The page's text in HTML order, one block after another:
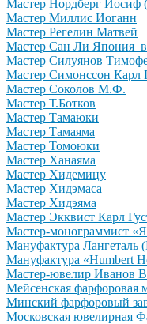
Мастер Нордберг Иосиф
Мастер Миллис Иоганн
Мастер Регелин Матвей
Мастер Сан Ли Япония
Мастер Силуянов
Мастер Симонссон Карл
Мастер Соколов М.Ф.
Мастер Т.Ботков
Мастер Тамаюки
Мастер Тамаяма
Мастер Томоюки
Мастер Ханаяма
Мастер Хидемицу
Мастер Хидэмаса
Мастер Хидэяма
Мастер Экквист Карл
Мастер-монограммист
Мануфактура Лангеталь
Мануфактура «Humbert
Мастер-ювелир Иванов
Мейсенская фарфоровая
Минский фарфоровый
Московская ювелирная